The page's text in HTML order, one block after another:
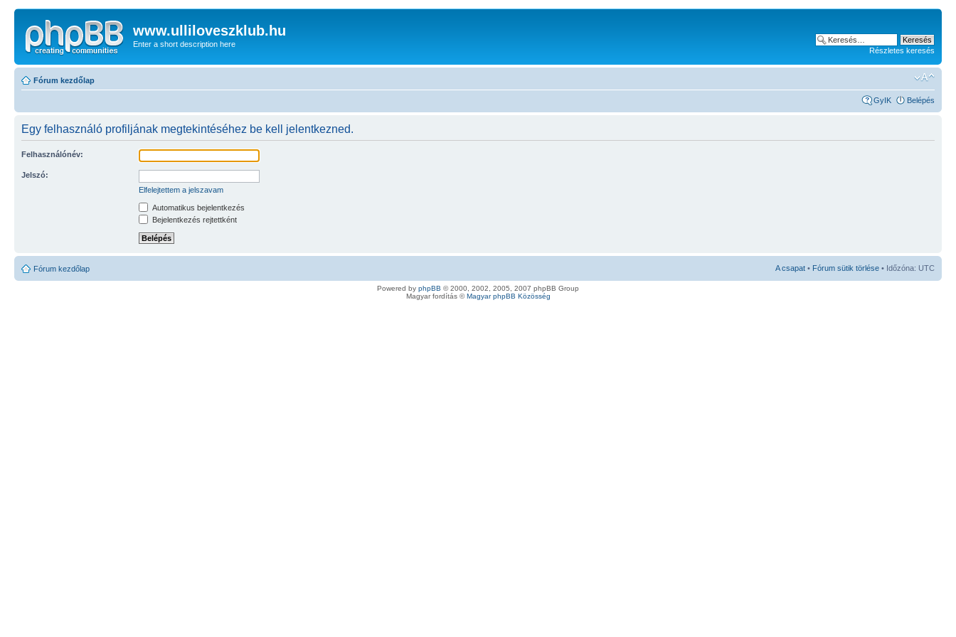
www.ulliloveszklub.hu
Enter a short description here
Részletes keresés
Fórum kezdőlap
GyIK Belépés
Egy felhasználó profiljának megtekintéséhez be kell jelentkezned.
Felhasználónév:
Jelszó:
Elfelejtettem a jelszavam
Automatikus bejelentkezés
Bejelentkezés rejtettként
Fórum kezdőlap A csapat • Fórum sütik törlése • Időzóna: UTC
Powered by phpBB © 2000, 2002, 2005, 2007 phpBB Group
Magyar fordítás ©Magyar phpBB Közösség